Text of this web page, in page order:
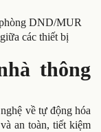
DND/MUR
các thiết bị
thông
về tự động hóa
an toàn, tiết kiệm